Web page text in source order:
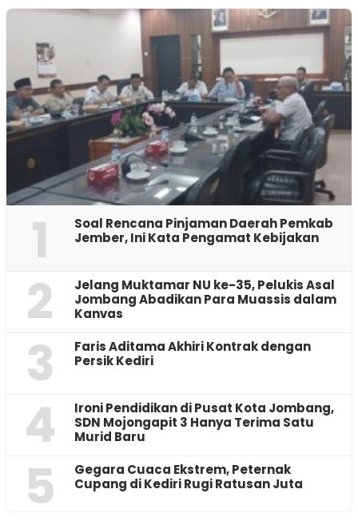
1
‎Soal Rencana Pinjaman Daerah Pemkab
Jember, Ini Kata Pengamat Kebijakan ‎
2
Jelang Muktamar NU ke-35, Pelukis Asal
Jombang Abadikan Para Muassis dalam
Kanvas
3
Faris Aditama Akhiri Kontrak dengan
Persik Kediri
4
Ironi Pendidikan di Pusat Kota Jombang,
SDN Mojongapit 3 Hanya Terima Satu
Murid Baru
5
‎Gegara Cuaca Ekstrem, Peternak
Cupang di Kediri Rugi Ratusan Juta